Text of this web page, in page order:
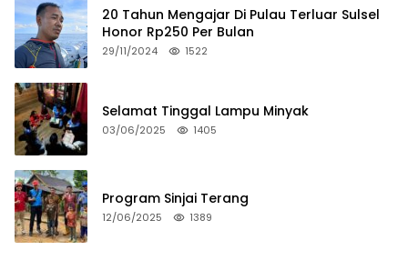
20 Tahun Mengajar Di Pulau Terluar Sulsel
Honor Rp250 Per Bulan
29/11/2024 1522
Selamat Tinggal Lampu Minyak
03/06/2025 1405
Program Sinjai Terang
12/06/2025 1389